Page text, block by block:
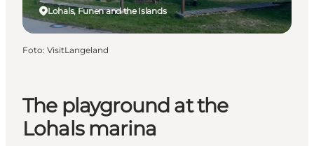
The playground at the
Lohals marina
Lohals, Funen and the Islands
Foto: VisitLangeland